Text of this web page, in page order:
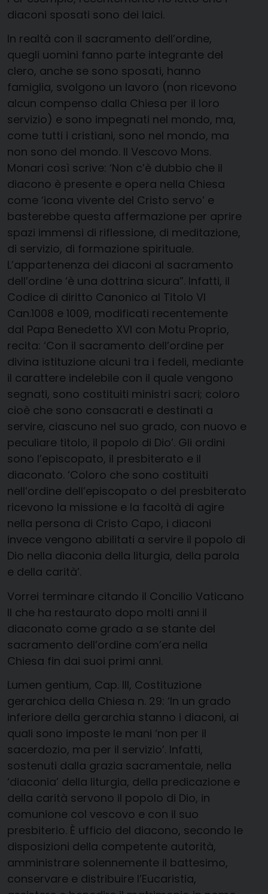
diaconi sposati sono dei laici.
In realtà con il sacramento dell’ordine,
quegli uomini fanno parte integrante del
clero, anche se sono sposati, hanno
famiglia, svolgono un lavoro (non ricevono
alcun compenso dalla Chiesa per il loro
servizio) e sono impegnati nel mondo, ma,
come tutti i cristiani, sono nel mondo, ma
non sono del mondo. Il Vescovo Mons.
Monari così scrive: ‘Non c’è dubbio che il
diacono è presente e opera nella Chiesa
come ‘icona vivente del Cristo servo’ e
basterebbe questa affermazione per aprire
spazi immensi di riflessione, di meditazione,
di servizio, di formazione spirituale.
L’appartenenza dei diaconi al sacramento
dell’or­dine ‘è una dottrina sicura”. Infatti, il
Codice di diritto Canonico al Titolo VI
Can.1008 e 1009, modificati recentemente
dal Papa Benedetto XVI con Motu Proprio,
recita: ‘Con il sacramento dell’ordine per
divina istituzione alcuni tra i fedeli, mediante
il carattere indelebile con il quale vengono
segnati, sono costituiti ministri sacri; coloro
cioè che sono consacrati e destinati a
servire, ciascuno nel suo grado, con nuovo e
peculiare titolo, il popolo di Dio’. Gli ordini
sono l’episcopato, il presbiterato e il
diaconato. ‘Coloro che sono costituiti
nell’ordine dell’episcopato o del presbiterato
ricevono la missione e la facoltà di agire
nella persona di Cristo Capo, i diaconi
invece vengono abilitati a servire il popolo di
Dio nella diaconia della liturgia, della parola
e della carità’.
Vorrei terminare citando il Concilio Vaticano
II che ha restaurato dopo molti anni il
diaconato come grado a se stante del
sacramento dell’ordine com’era nella
Chiesa fin dai suoi primi anni.
Lumen gentium, Cap. III, Costituzione
gerarchica della Chiesa n. 29: ‘In un grado
inferiore della gerarchia stanno i diaconi, ai
quali sono imposte le mani ‘non per il
sacerdozio, ma per il servizio’. Infatti,
sostenuti dalla grazia sacramentale, nella
‘diaconia’ della liturgia, della predicazione e
della carità servono il popolo di Dio, in
comunione col vescovo e con il suo
presbiterio. È ufficio del diacono, secondo le
disposizioni della competente autorità,
amministrare solennemente il battesimo,
conservare e distribuire l’Eucaristia,